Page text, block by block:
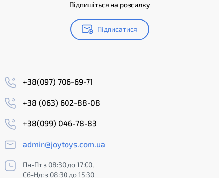
Підпишіться на розсилку
Підписатися
+38(097) 706-69-71
+38 (063) 602-88-08
+38(099) 046-78-83
admin@joytoys.com.ua
Пн-Пт з 08:30 до 17:00,
Сб-Нд: з 08:30 до 15:30